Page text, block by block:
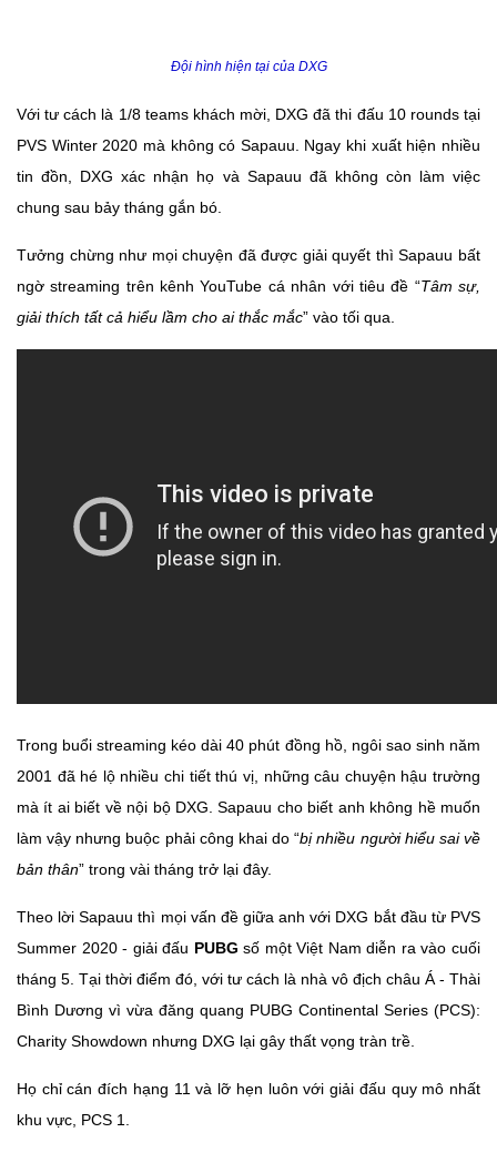
Đội hình hiện tại của DXG
Với tư cách là 1/8 teams khách mời, DXG đã thi đấu 10 rounds tại
PVS Winter 2020 mà không có Sapauu. Ngay khi xuất hiện nhiều
tin đồn, DXG xác nhận họ và Sapauu đã không còn làm việc
chung sau bảy tháng gắn bó.
Tưởng chừng như mọi chuyện đã được giải quyết thì Sapauu bất
ngờ streaming trên kênh YouTube cá nhân với tiêu đề “Tâm sự,
giải thích tất cả hiểu lầm cho ai thắc mắc” vào tối qua.
Trong buổi streaming kéo dài 40 phút đồng hồ, ngôi sao sinh năm
2001 đã hé lộ nhiều chi tiết thú vị, những câu chuyện hậu trường
mà ít ai biết về nội bộ DXG. Sapauu cho biết anh không hề muốn
làm vậy nhưng buộc phải công khai do “bị nhiều người hiểu sai về
bản thân” trong vài tháng trở lại đây.
Theo lời Sapauu thì mọi vấn đề giữa anh với DXG bắt đầu từ PVS
Summer 2020 - giải đấu PUBG số một Việt Nam diễn ra vào cuối
tháng 5. Tại thời điểm đó, với tư cách là nhà vô địch châu Á - Thài
Bình Dương vì vừa đăng quang PUBG Continental Series (PCS):
Charity Showdown nhưng DXG lại gây thất vọng tràn trề.
Họ chỉ cán đích hạng 11 và lỡ hẹn luôn với giải đấu quy mô nhất
khu vực, PCS 1.